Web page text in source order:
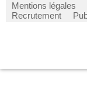
Mentions légales
Recrutement